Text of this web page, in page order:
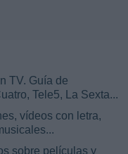
TV. Guía de
Tele5, La Sexta...
vídeos con letra,
sobre películas y